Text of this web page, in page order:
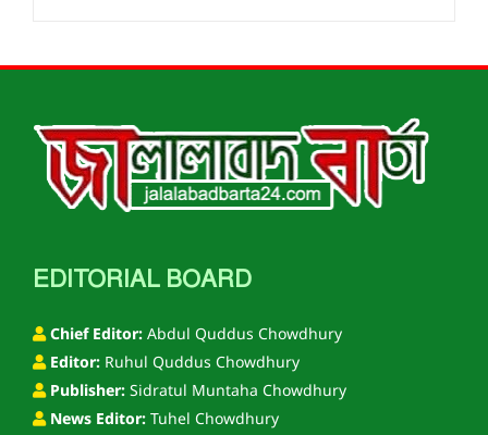
EDITORIAL BOARD
Chief Editor: Abdul Quddus Chowdhury
Editor: Ruhul Quddus Chowdhury
Publisher: Sidratul Muntaha Chowdhury
News Editor: Tuhel Chowdhury